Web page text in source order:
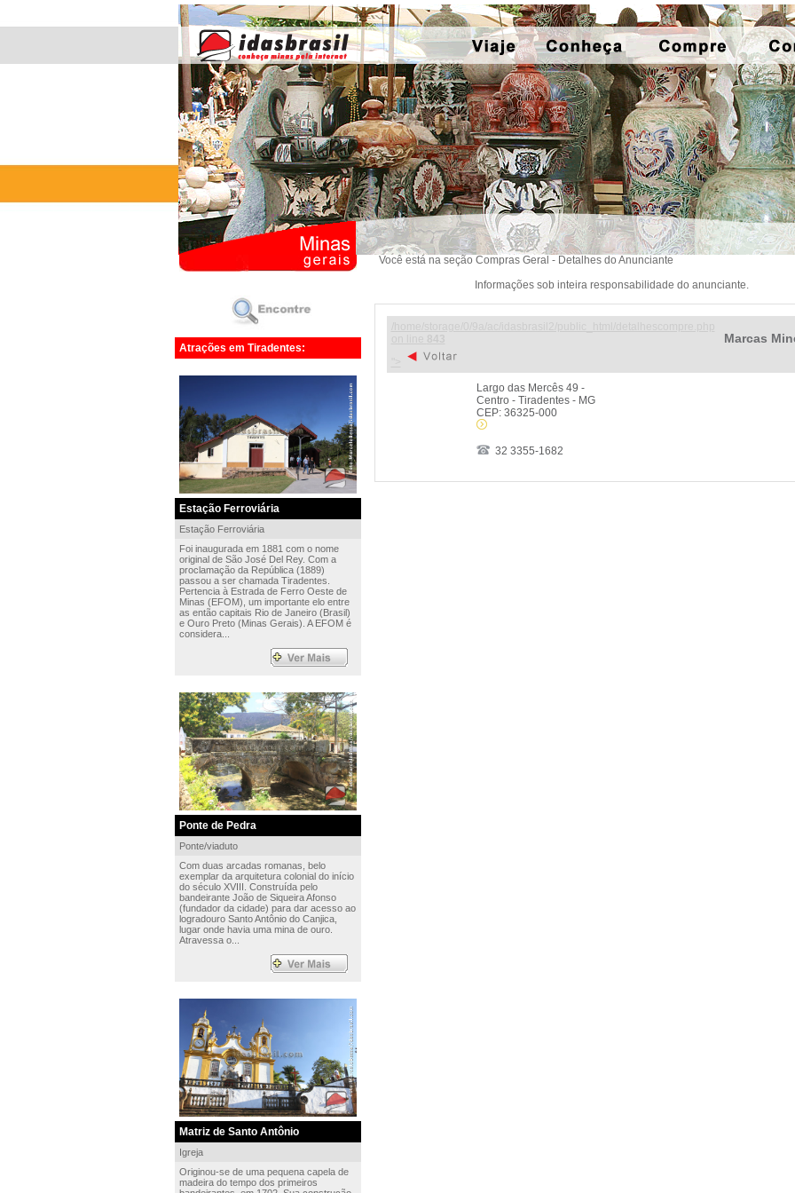
Atrações em Tiradentes:
Estação Ferroviária
Estação Ferroviária
Foi inaugurada em 1881 com o nome
original de São José Del Rey. Com a
proclamação da República (1889)
passou a ser chamada Tiradentes.
Pertencia à Estrada de Ferro Oeste de
Minas (EFOM), um importante elo entre
as então capitais Rio de Janeiro (Brasil)
e Ouro Preto (Minas Gerais). A EFOM é
considera...
Ponte de Pedra
Ponte/viaduto
Com duas arcadas romanas, belo
exemplar da arquitetura colonial do início
do século XVIII. Construída pelo
bandeirante João de Siqueira Afonso
(fundador da cidade) para dar acesso ao
logradouro Santo Antônio do Canjica,
lugar onde havia uma mina de ouro.
Atravessa o...
Matriz de Santo Antônio
Igreja
Originou-se de uma pequena capela de
madeira do tempo dos primeiros
Você está na seção Compras Geral - Detalhes do Anunciante
Informações sob inteira responsabilidade do anunciante.
Marcas
Largo das Mercês 49 -
Centro - Tiradentes - MG
CEP: 36325-000
32 3355-1682